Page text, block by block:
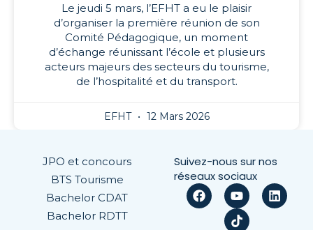
Le jeudi 5 mars, l’EFHT a eu le plaisir
d’organiser la première réunion de son
Comité Pédagogique, un moment
d’échange réunissant l’école et plusieurs
acteurs majeurs des secteurs du tourisme,
de l’hospitalité et du transport.
EFHT 12 Mars 2026
JPO et concours
BTS Tourisme
Bachelor CDAT
Bachelor RDTT
Suivez-nous sur nos
réseaux sociaux